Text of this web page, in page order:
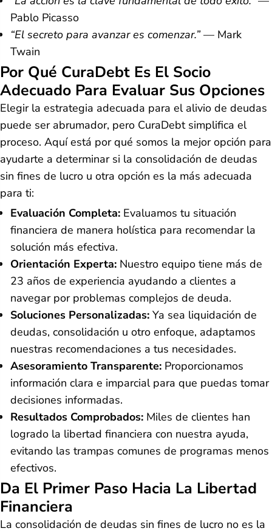
Pablo Picasso
“El secreto para avanzar es comenzar.”— Mark
Twain
Por Qué CuraDebt Es El Socio
Adecuado Para Evaluar Sus Opciones
Elegir la estrategia adecuada para el alivio de deudas
puede ser abrumador, pero CuraDebt simplifica el
proceso. Aquí está por qué somos la mejor opción para
ayudarte a determinar si la consolidación de deudas
sin fines de lucro u otra opción es la más adecuada
para ti:
Evaluación Completa: Evaluamos tu situación
financiera de manera holística para recomendar la
solución más efectiva.
Orientación Experta: Nuestro equipo tiene más de
23 años de experiencia ayudando a clientes a
navegar por problemas complejos de deuda.
Soluciones Personalizadas: Ya sea liquidación de
deudas, consolidación u otro enfoque, adaptamos
nuestras recomendaciones a tus necesidades.
Asesoramiento Transparente: Proporcionamos
información clara e imparcial para que puedas tomar
decisiones informadas.
Resultados Comprobados: Miles de clientes han
logrado la libertad financiera con nuestra ayuda,
evitando las trampas comunes de programas menos
efectivos.
Da El Primer Paso Hacia La Libertad
Financiera
La consolidación de deudas sin fines de lucro no es la